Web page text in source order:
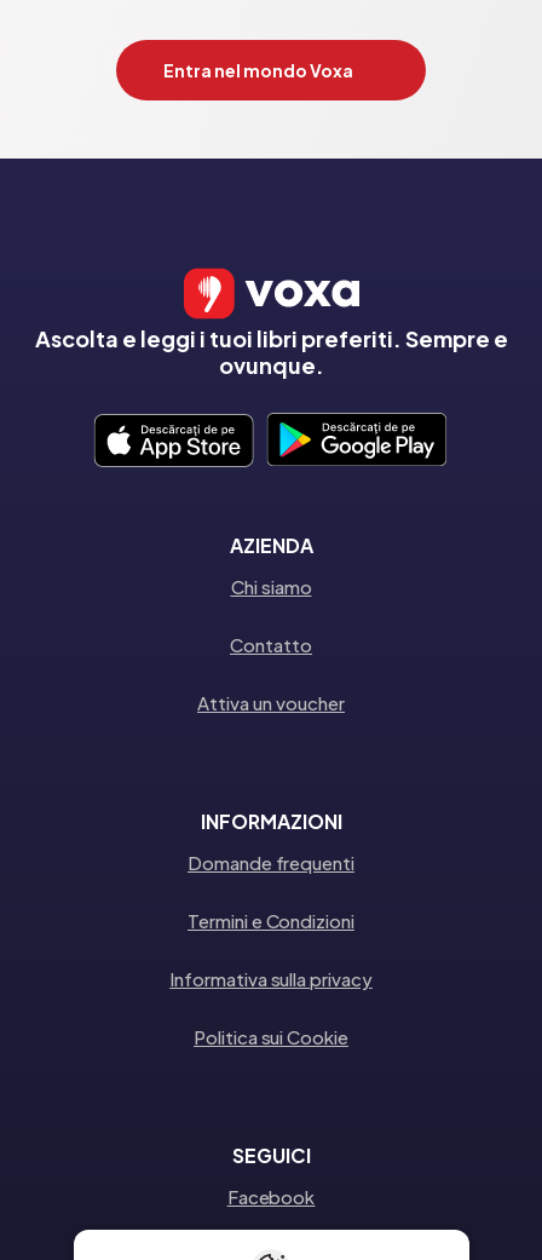
Entra nel mondo Voxa
Ascolta e leggi i tuoi libri preferiti. Sempre e
ovunque.
AZIENDA
Chi siamo
Contatto
Attiva un voucher
INFORMAZIONI
Domande frequenti
Termini e Condizioni
Informativa sulla privacy
Politica sui Cookie
SEGUICI
Facebook
Instagram